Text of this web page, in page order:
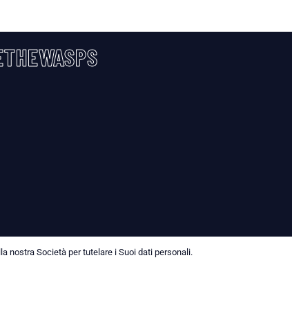
nostra Società per tutelare i Suoi dati personali.